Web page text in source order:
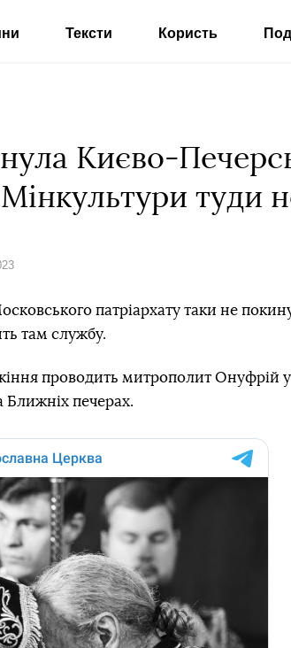
Тексти Користь
Києво-
туди
патріархату таки не
там службу.
проводить митрополит Онуфрій у
Ближніх печерах.